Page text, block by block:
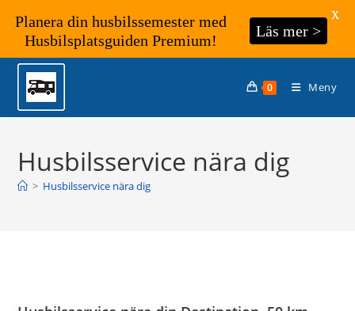
Hoppa
innehållet
0 Meny
Husbilsservice nära dig
> Husbilsservice nära dig
Planera din husbilssemester med
Husbilsplatsguiden Premium!
Läs mer >
X